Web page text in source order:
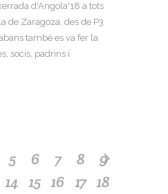
d'Angola'18 a tots
de Zaragoza, des de P3
també es va fer la
socis, padrins i
5 6 7 8
9
14 15 16 17 18